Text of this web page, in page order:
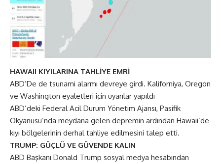
HAWAII KIYILARINA TAHLİYE EMRİ
ABD’De de tsunami alarmı devreye girdi. Kaliforniya, Oregon
ve Washington eyaletleri için uyarılar yapıldı
ABD’deki Federal Acil Durum Yönetim Ajansı, Pasifik
Okyanusu’nda meydana gelen depremin ardından Hawaii’de
kıyı bölgelerinin derhal tahliye edilmesini talep etti.
TRUMP: GÜÇLÜ VE GÜVENDE KALIN
ABD Başkanı Donald Trump sosyal medya hesabından